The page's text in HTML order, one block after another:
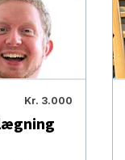
Kr. 3.000